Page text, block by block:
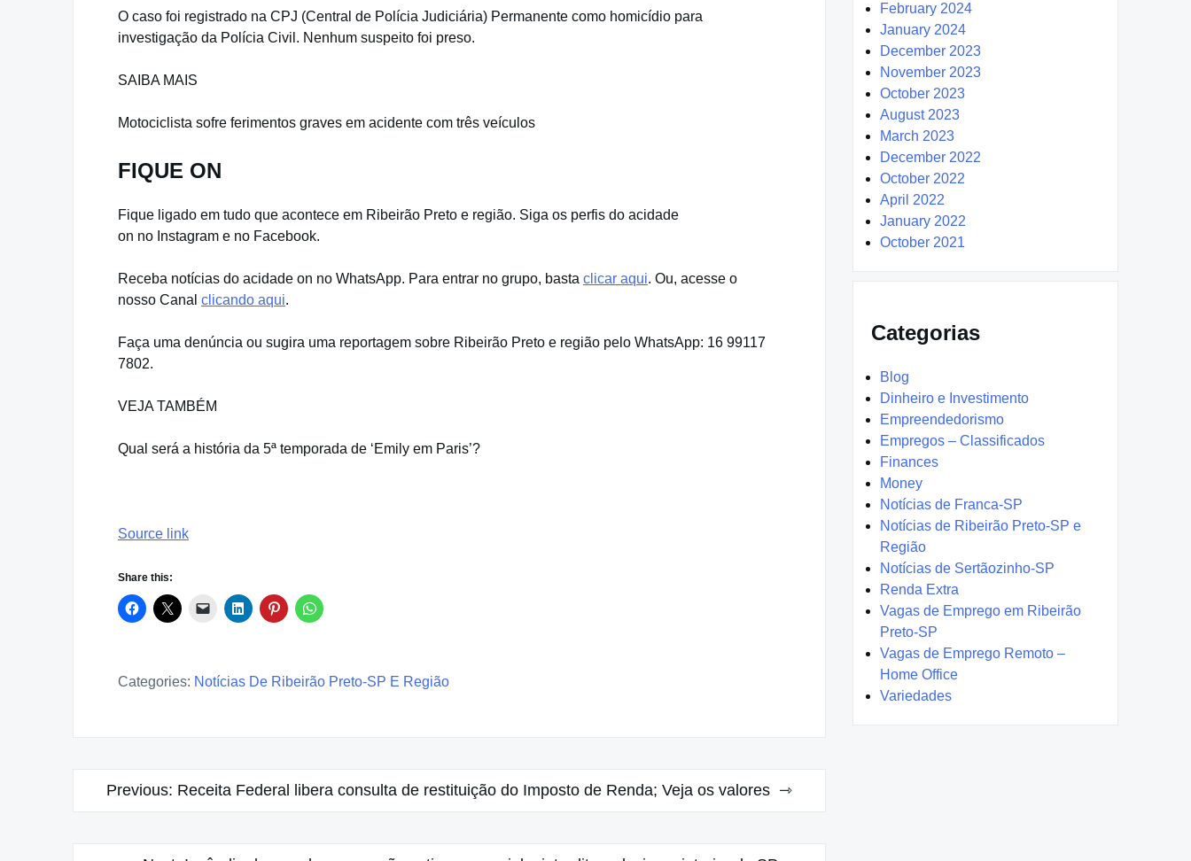
O caso foi registrado na CPJ (Central de Polícia Judiciária) Permanente como homicídio para
investigação da Polícia Civil. Nenhum suspeito foi preso.
SAIBA MAIS
Motociclista sofre ferimentos graves em acidente com três veículos
FIQUE ON
Fique ligado em tudo que acontece em Ribeirão Preto e região. Siga os perfis do acidade
on no Instagram e no Facebook.
Receba notícias do acidade on no WhatsApp. Para entrar no grupo, basta clicar aqui. Ou, acesse o
nosso Canal clicando aqui.
Faça uma denúncia ou sugira uma reportagem sobre Ribeirão Preto e região pelo WhatsApp: 16 99117
7802.
VEJA TAMBÉM
Qual será a história da 5ª temporada de ‘Emily em Paris’?
Source link
Share this:
Categories: Notícias De Ribeirão Preto-SP E Região
PostPrevious: Receita Federal libera consulta de restituição do Imposto de Renda; Veja os valores
February 2024
January 2024
December 2023
November 2023
October 2023
August 2023
March 2023
December 2022
October 2022
April 2022
January 2022
October 2021
Categorias
Blog
Dinheiro e Investimento
Empreendedorismo
Empregos – Classificados
Finances
Money
Notícias de Franca-SP
Notícias de Ribeirão Preto-SP e
Região
Notícias de Sertãozinho-SP
Renda Extra
Vagas de Emprego em Ribeirão
Preto-SP
Vagas de Emprego Remoto –
Home Office
Variedades